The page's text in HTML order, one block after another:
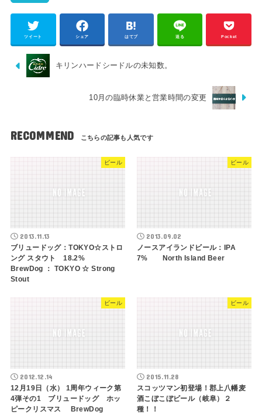
ツイート シェア はてブ 送る Pocket
キリンハードシードルの未知数。
10月の臨時休業と営業時間の変更
RECOMMEND
ビール
2013.11.13
ブリュードッグ：TOKYO☆ストロ
ング スタウト 18.2%
BrewDog ： TOKYO ☆ Strong
Stout
ビール
2013.09.02
ノースアイランドビール：IPA
7% North Island Beer
ビール
2012.12.14
12月19日（水） 1周年ウィーク第
4弾その1 ブリュードッグ ホッ
ピークリスマス BrewDog
ビール
2015.11.28
スコッツマン初登場！郡上八幡麦
酒こぼこぼビール（岐阜）２
種！！